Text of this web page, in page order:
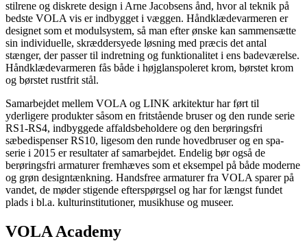
stilrene og diskrete design i Arne Jacobsens ånd, hvor al teknik på
bedste VOLA vis er indbygget i væggen. Håndklædevarmeren er
designet som et modulsystem, så man efter ønske kan sammensætte
sin individuelle, skræddersyede løsning med præcis det antal
stænger, der passer til indretning og funktionalitet i ens badeværelse.
Håndklædevarmeren fås både i højglanspoleret krom, børstet krom
og børstet rustfrit stål.
Samarbejdet mellem VOLA og LINK arkitektur har ført til
yderligere produkter såsom en fritstående bruser og den runde serie
RS1-RS4, indbyggede affaldsbeholdere og den berøringsfri
sæbedispenser RS10, ligesom den runde hovedbruser og en spa-
serie i 2015 er resultater af samarbejdet. Endelig bør også de
berøringsfri armaturer fremhæves som et eksempel på både moderne
og grøn designtænkning. Handsfree armaturer fra VOLA sparer på
vandet, de møder stigende efterspørgsel og har for længst fundet
plads i bl.a. kulturinstitutioner, musikhuse og museer.
VOLA Academy